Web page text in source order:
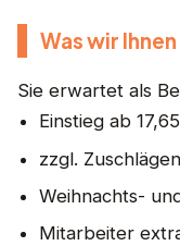
Was wir
Sie erwartet als
Einstieg ab
zzgl.
Weihnachts-
Mitarbeiter